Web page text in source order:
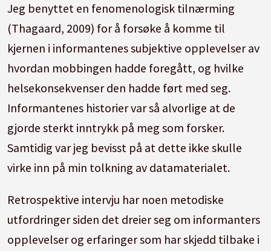
Jeg benyttet en fenomenologisk tilnærming
(Thagaard, 2009) for å forsøke å komme til
kjernen i informantenes subjektive opplevelser av
hvordan mobbingen hadde foregått, og hvilke
helsekonsekvenser den hadde ført med seg.
Informantenes historier var så alvorlige at de
gjorde sterkt inntrykk på meg som forsker.
Samtidig var jeg bevisst på at dette ikke skulle
virke inn på min tolkning av datamaterialet.
Retrospektive intervju har noen metodiske
utfordringer siden det dreier seg om informanters
opplevelser og erfaringer som har skjedd tilbake i